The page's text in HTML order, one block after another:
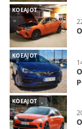
KOEAJOT
KOEAJOT
KOEAJOT